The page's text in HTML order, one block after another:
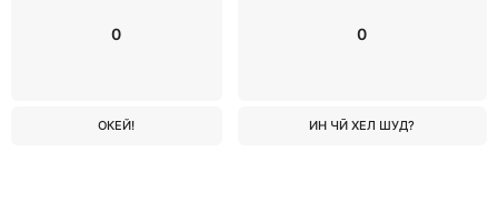
0
ОКЕЙ!
0
ИН ЧӢ ХЕЛ ШУД?